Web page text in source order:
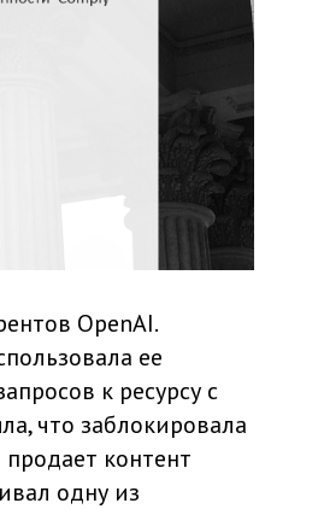
OpenAI.
ее
к ресурсу с
что заблокировала
контент
одну из